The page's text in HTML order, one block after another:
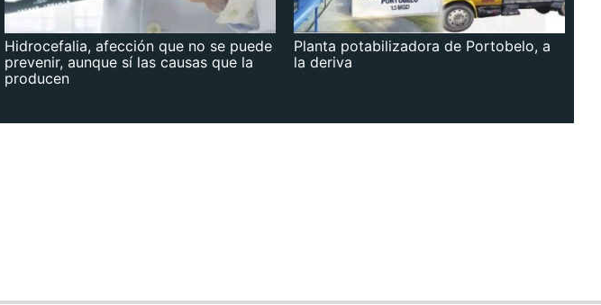
Hidrocefalia, afección que no se puede
prevenir, aunque sí las causas que la
producen
Planta potabilizadora de Portobelo, a
la deriva